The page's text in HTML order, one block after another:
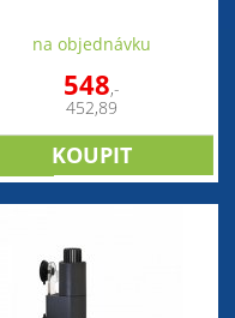
na objednávku
548,-
452,89